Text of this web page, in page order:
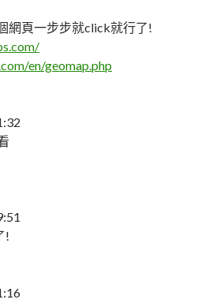
網頁一步步就click就行了!
en/geomap.php
!